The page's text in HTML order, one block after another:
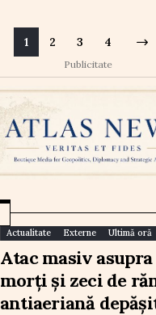
1 2 3 4
Publicitate
Actualitate Externe Ultimă oră
Atac masiv
morți și zeci de
antiaeriană